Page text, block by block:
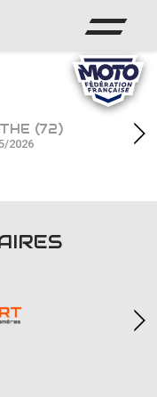
(72)
2026